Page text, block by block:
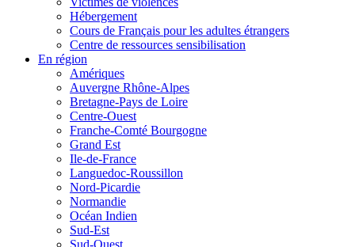
Hébergement
Cours de Français pour les adultes étrangers
Centre de ressources sensibilisation
En région
Amériques
Auvergne Rhône-Alpes
Bretagne-Pays de Loire
Centre-Ouest
Franche-Comté Bourgogne
Grand Est
Ile-de-France
Languedoc-Roussillon
Nord-Picardie
Normandie
Océan Indien
Sud-Est
Sud-Ouest